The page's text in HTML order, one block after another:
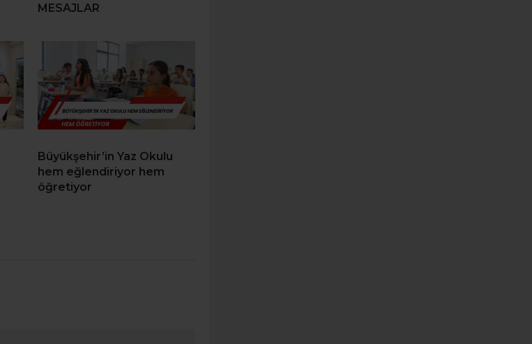
MESAJLAR
Büyükşehir’in Yaz Okulu
hem eğlendiriyor hem
öğretiyor